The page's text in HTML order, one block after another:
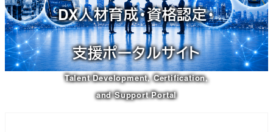
移
動
DX人材育成・資格認定・
支援ポータルサイト
Talent Development, Certification,
and Support Portal